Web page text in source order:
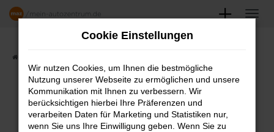
Zum
FAHRZEUGSHOWROOM
Cookie Einstellungen
Wir nutzen Cookies, um Ihnen die bestmögliche
Nutzung unserer Webseite zu ermöglichen und unsere
Kommunikation mit Ihnen zu verbessern. Wir
berücksichtigen hierbei Ihre Präferenzen und
verarbeiten Daten für Marketing und Statistiken nur,
wenn Sie uns Ihre Einwilligung geben. Wenn Sie zu